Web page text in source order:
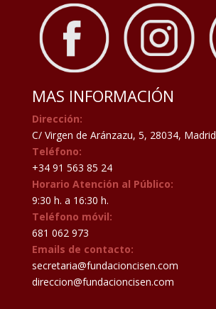
MAS INFORMACIÓN
Dirección:
C/ Virgen de Aránzazu, 5, 28034, Madrid
Teléfono:
+34 91 563 85 24
Horario Atención al Público:
9:30 h. a 16:30 h.
Teléfono móvil:
681 062 973
Emails de contacto:
secretaria@fundacioncisen.com
direccion@fundacioncisen.com